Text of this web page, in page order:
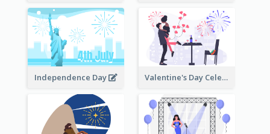
Independence Day Valentine's Day Celebration